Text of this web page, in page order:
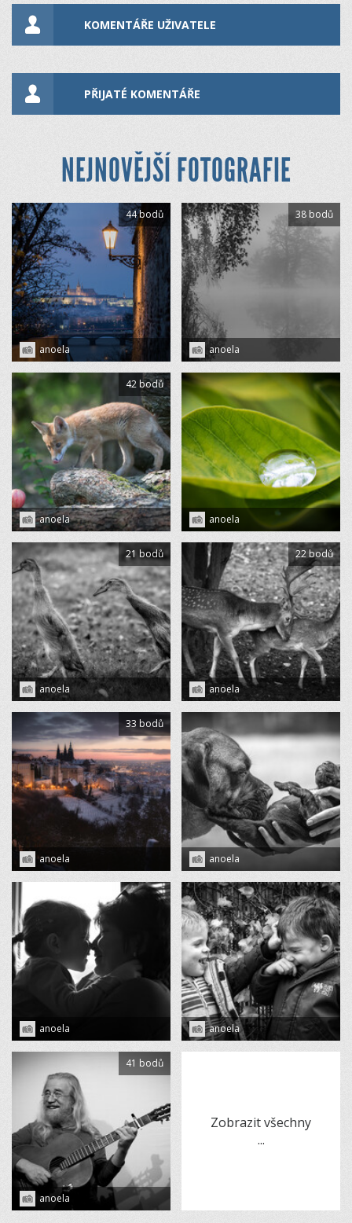
KOMENTÁŘE UŽIVATELE
PŘIJATÉ KOMENTÁŘE
NEJNOVĚJŠÍ FOTOGRAFIE
anoela
44 bodů
anoela
38 bodů
anoela
42 bodů
anoela
anoela
21 bodů
anoela
22 bodů
anoela
33 bodů
anoela
anoela anoela
anoela
41 bodů
Zobrazit všechny
...